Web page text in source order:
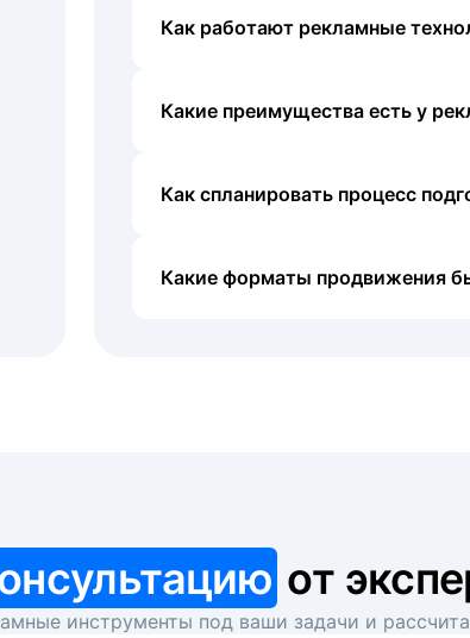
Как работают рекламные
Какие преимущества есть у
Как спланировать процесс
Какие форматы продвижения
от
инструменты под ваши задачи и